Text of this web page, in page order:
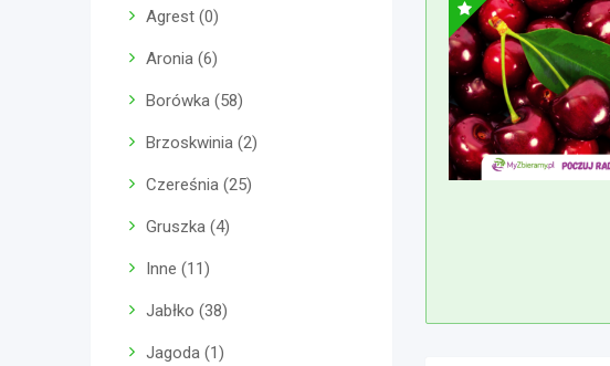
Agrest (0)
Aronia (6)
Borówka (58)
Brzoskwinia (2)
Czereśnia (25)
Gruszka (4)
Inne (11)
Jabłko (38)
Jagoda (1)